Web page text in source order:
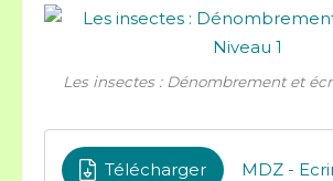
Les insectes : Dénombrement et
Télécharger